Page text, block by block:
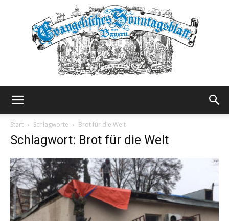
Start Schlagworte Brot für die Welt
Schlagwort: Brot für die Welt